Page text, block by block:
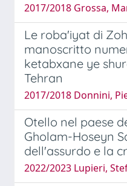
2017/2018 Grossa,
Le roba'iyat di
manoscritto
ketabxane ye
Tehran
2017/2018 Donnini,
Otello nel paese
Gholam-Hoseyn
dell'assurdo e la
2022/2023 Lupieri,